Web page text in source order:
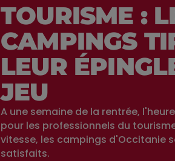
TOURISME :
CAMPINGS
LEUR
JEU
A une semaine de la rentrée,
pour les professionnels du
vitesse, les campings d'Occitanie
satisfaits.